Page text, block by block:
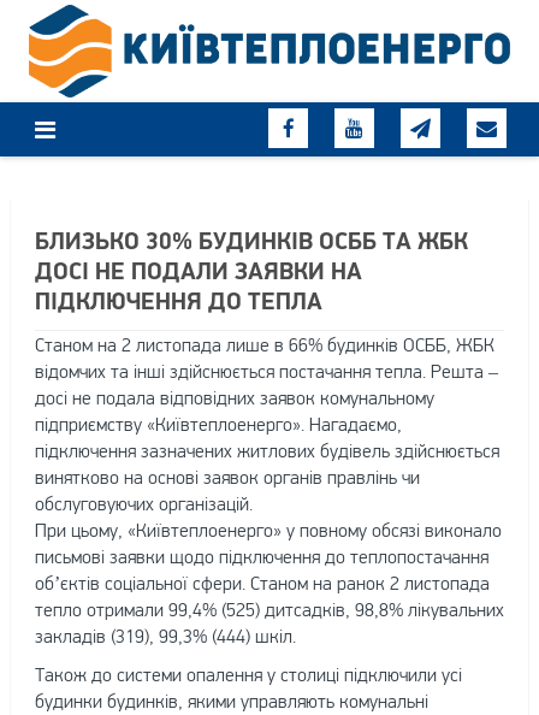
content
БЛИЗЬКО 30% БУДИНКІВ ОСББ ТА ЖБК
ДОСІ НЕ ПОДАЛИ ЗАЯВКИ НА
ПІДКЛЮЧЕННЯ ДО ТЕПЛА
Станом на 2 листопада лише в 66% будинків ОСББ, ЖБК
відомчих та інші здійснюється постачання тепла. Решта –
досі не подала відповідних заявок комунальному
підприємству «Київтеплоенерго». Нагадаємо,
підключення зазначених житлових будівель здійснюється
винятково на основі заявок органів правлінь чи
обслуговуючих організацій.
При цьому, «Київтеплоенерго» у повному обсязі виконало
письмові заявки щодо підключення до теплопостачання
об’єктів соціальної сфери. Станом на ранок 2 листопада
тепло отримали 99,4% (525) дитсадків, 98,8% лікувальних
закладів (319), 99,3% (444) шкіл.
Також до системи опалення у столиці підключили усі
будинки будинків, якими управляють комунальні